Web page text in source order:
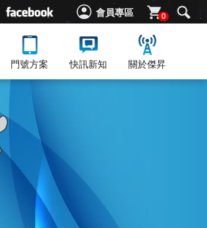
會員專區 0
門號方案 快訊新知 關於傑昇